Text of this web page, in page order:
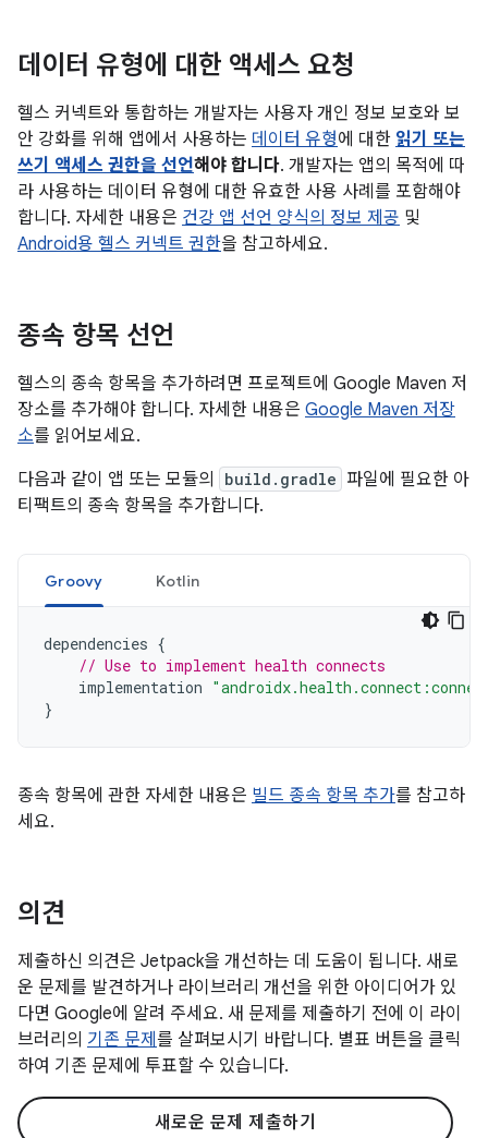
데이터 유형에 대한 액세스 요청
헬스 커넥트와 통합하는 개발자는 사용자 개인 정보 보호와 보
안 강화를 위해 앱에서 사용하는 데이터 유형에 대한 읽기 또는
쓰기 액세스 권한을 선언해야 합니다. 개발자는 앱의 목적에 따
라 사용하는 데이터 유형에 대한 유효한 사용 사례를 포함해야
합니다. 자세한 내용은 건강 앱 선언 양식의 정보 제공 및
Android용 헬스 커넥트 권한을 참고하세요.
종속 항목 선언
헬스의 종속 항목을 추가하려면 프로젝트에 Google Maven 저
장소를 추가해야 합니다. 자세한 내용은 Google Maven 저장
소를 읽어보세요.
다음과 같이 앱 또는 모듈의
build.gradle 파일에 필요한 아
티팩트의 종속 항목을 추가합니다.
Groovy Kotlin
dependencies {
// Use to implement health connects
implementation
}
종속 항목에 관한 자세한 내용은 빌드 종속 항목 추가를 참고하
세요.
의견
제출하신 의견은 Jetpack을 개선하는 데 도움이 됩니다. 새로
운 문제를 발견하거나 라이브러리 개선을 위한 아이디어가 있
다면 Google에 알려 주세요. 새 문제를 제출하기 전에 이 라이
브러리의 기존 문제 를 살펴보시기 바랍니다. 별표 버튼을 클릭
하여 기존 문제에 투표할 수 있습니다.
새로운 문제 제출하기